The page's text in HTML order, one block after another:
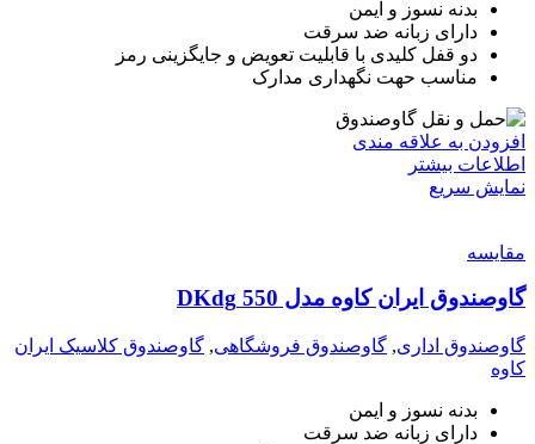
بدنه نسوز و ایمن
دارای زبانه ضد سرقت
دو قفل کلیدی با قابلیت تعویض و جایگزینی رمز
مناسب حهت نگهداری مدارک
افزودن به علاقه مندی
اطلاعات بیشتر
نمایش سریع
مقايسه
گاوصندوق ایران کاوه مدل 550 DKdg
گاوصندوق اداری, گاوصندوق فروشگاهی, گاوصندوق کلاسیک ایران
کاوه
بدنه نسوز و ایمن
دارای زبانه ضد سرقت